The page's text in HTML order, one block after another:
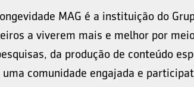
MAG é a instituição do
a viverem mais e melhor por
da produção de conteúdo
comunidade engajada e